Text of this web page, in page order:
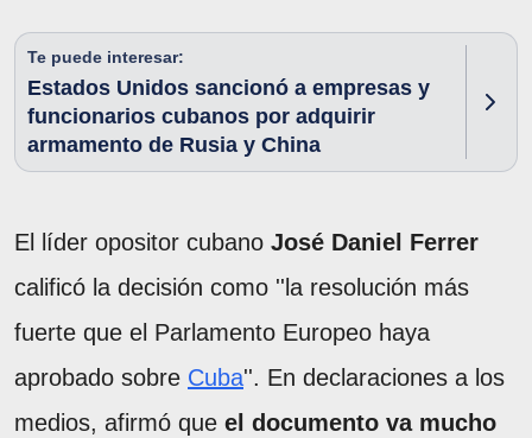
Te puede interesar:
Estados Unidos sancionó a empresas y
funcionarios cubanos por adquirir
armamento de Rusia y China
El líder opositor cubano José Daniel Ferrer
calificó la decisión como ''la resolución más
fuerte que el Parlamento Europeo haya
aprobado sobre Cuba''. En declaraciones a los
medios, afirmó que el documento va mucho